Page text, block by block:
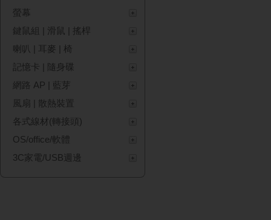
螢幕
鍵鼠組 | 滑鼠 | 搖桿
喇叭 | 耳麥 | 椅
記憶卡 | 隨身碟
網路 AP | 藍芽
風扇 | 散熱裝置
各式線材(轉接頭)
OS/office/軟體
3C家電/USB週邊